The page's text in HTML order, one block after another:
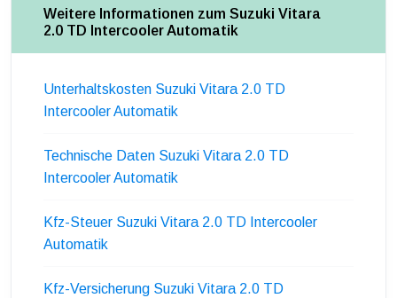
Weitere Informationen zum Suzuki Vitara
2.0 TD Intercooler Automatik
Unterhaltskosten Suzuki Vitara 2.0 TD
Intercooler Automatik
Technische Daten Suzuki Vitara 2.0 TD
Intercooler Automatik
Kfz-Steuer Suzuki Vitara 2.0 TD Intercooler
Automatik
Kfz-Versicherung Suzuki Vitara 2.0 TD